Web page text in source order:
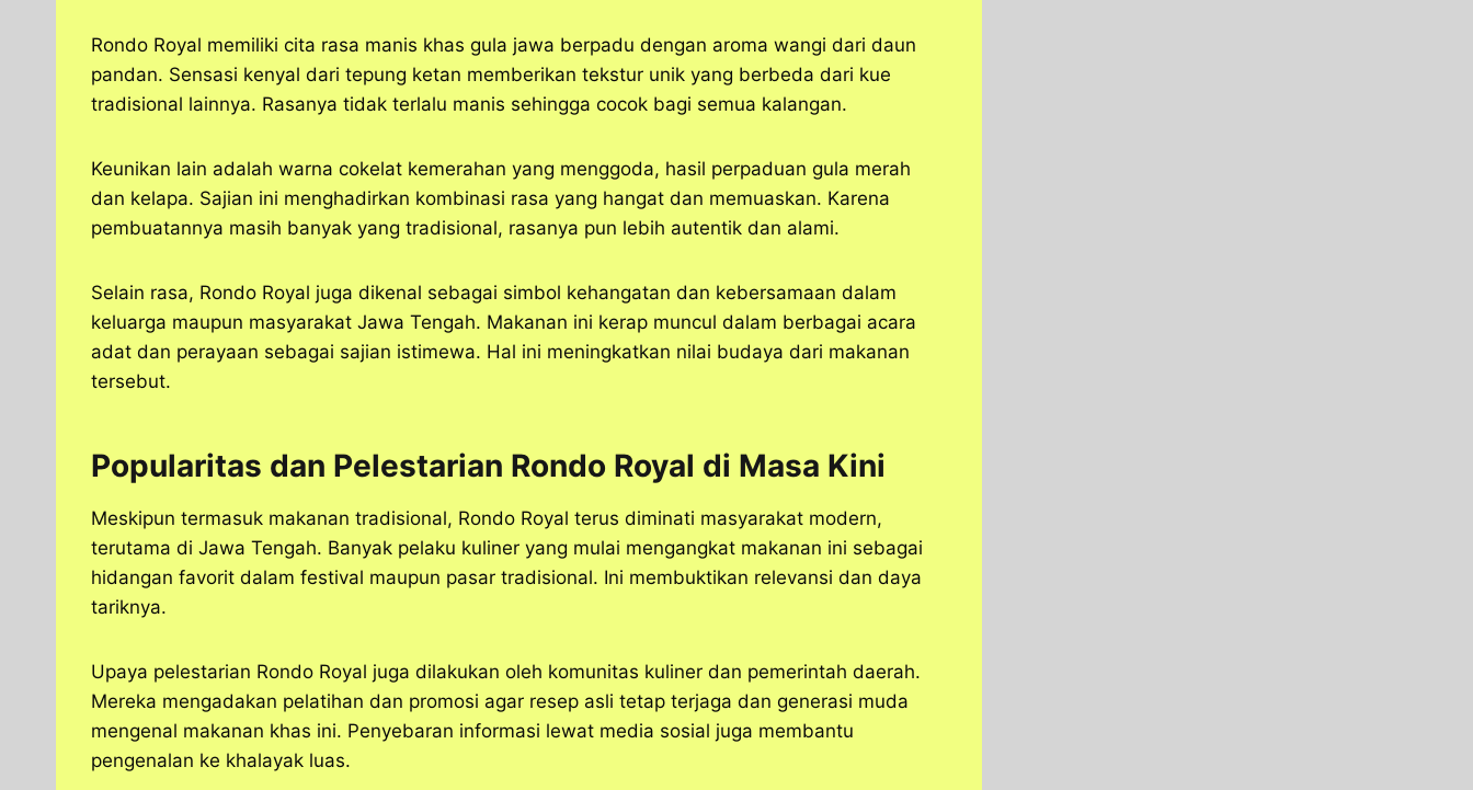
Rondo Royal memiliki cita rasa manis khas gula jawa berpadu dengan aroma wangi dari daun
pandan. Sensasi kenyal dari tepung ketan memberikan tekstur unik yang berbeda dari kue
tradisional lainnya. Rasanya tidak terlalu manis sehingga cocok bagi semua kalangan.
Keunikan lain adalah warna cokelat kemerahan yang menggoda, hasil perpaduan gula merah
dan kelapa. Sajian ini menghadirkan kombinasi rasa yang hangat dan memuaskan. Karena
pembuatannya masih banyak yang tradisional, rasanya pun lebih autentik dan alami.
Selain rasa, Rondo Royal juga dikenal sebagai simbol kehangatan dan kebersamaan dalam
keluarga maupun masyarakat Jawa Tengah. Makanan ini kerap muncul dalam berbagai acara
adat dan perayaan sebagai sajian istimewa. Hal ini meningkatkan nilai budaya dari makanan
tersebut.
Popularitas dan Pelestarian Rondo Royal di Masa Kini
Meskipun termasuk makanan tradisional, Rondo Royal terus diminati masyarakat modern,
terutama di Jawa Tengah. Banyak pelaku kuliner yang mulai mengangkat makanan ini sebagai
hidangan favorit dalam festival maupun pasar tradisional. Ini membuktikan relevansi dan daya
tariknya.
Upaya pelestarian Rondo Royal juga dilakukan oleh komunitas kuliner dan pemerintah daerah.
Mereka mengadakan pelatihan dan promosi agar resep asli tetap terjaga dan generasi muda
mengenal makanan khas ini. Penyebaran informasi lewat media sosial juga membantu
pengenalan ke khalayak luas.